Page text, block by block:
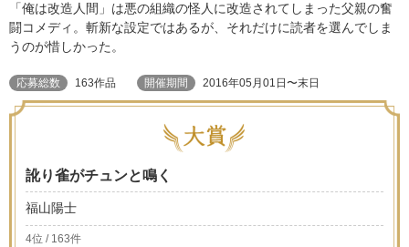
「俺は改造人間」は悪の組織の怪人に改造されてしまった父親の奮
闘コメディ。斬新な設定ではあるが、それだけに読者を選んでしま
うのが惜しかった。
応募総数 163作品 開催期間 2016年05月01日〜末日
訛り雀がチュンと鳴く
福山陽士
4位 / 163件